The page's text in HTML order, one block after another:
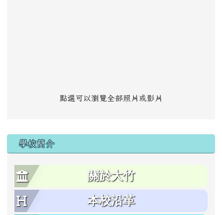
點選可以瀏覽全部照片或影片
學校簡介
關於大竹
本校沿革